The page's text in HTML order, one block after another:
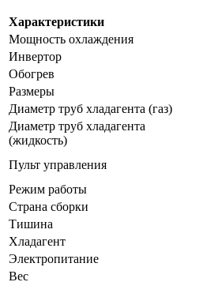
Характеристики
Мощность охлаждения
Инвертор
Обогрев
Размеры
Диаметр труб хладагента (газ)
Диаметр труб хладагента
(жидкость)
Пульт управления
Режим работы
Страна сборки
Тишина
Хладагент
Электропитание
Вес